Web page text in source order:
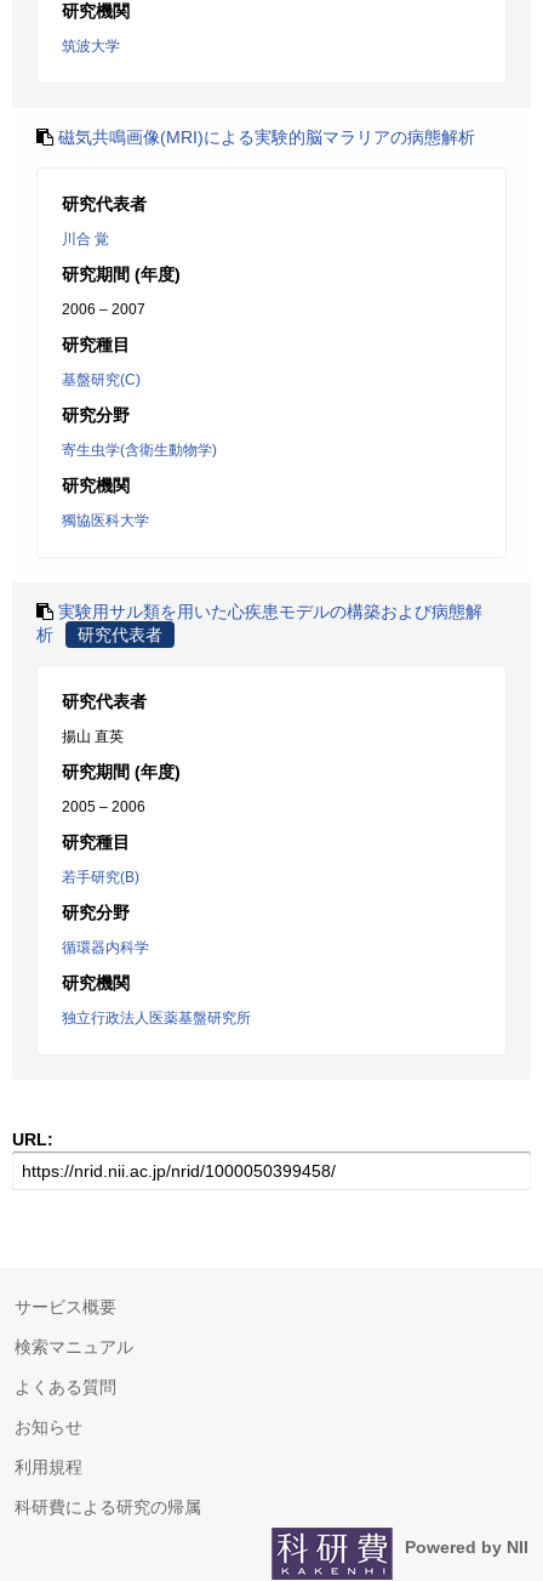
研究機関
筑波大学
磁気共鳴画像(MRI)による実験的脳マラリアの病態解析
研究代表者
川合 覚
研究期間 (年度)
2006 – 2007
研究種目
基盤研究(C)
研究分野
寄生虫学(含衛生動物学)
研究機関
獨協医科大学
実験用サル類を用いた心疾患モデルの構築および病態解
析
研究代表者
研究代表者
揚山 直英
研究期間 (年度)
2005 – 2006
研究種目
若手研究(B)
研究分野
循環器内科学
研究機関
独立行政法人医薬基盤研究所
URL:
サービス概要
検索マニュアル
よくある質問
お知らせ
利用規程
科研費による研究の帰属
Powered by NII